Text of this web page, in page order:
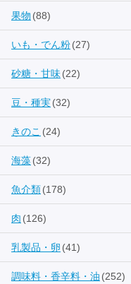
果物 (88)
いも・でん粉(27)
砂糖・甘味(22)
豆・種実(32)
きのこ (24)
海藻(32)
魚介類(178)
肉 (126)
乳製品・卵 (41)
調味料・香辛料・油 (252)